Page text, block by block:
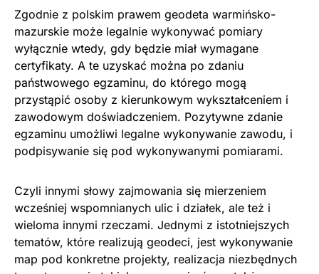
Zgodnie z polskim prawem geodeta warmińsko-
mazurskie może legalnie wykonywać pomiary
wyłącznie wtedy, gdy będzie miał wymagane
certyfikaty. A te uzyskać można po zdaniu
państwowego egzaminu, do którego mogą
przystąpić osoby z kierunkowym wykształceniem i
zawodowym doświadczeniem. Pozytywne zdanie
egzaminu umożliwi legalne wykonywanie zawodu, i
podpisywanie się pod wykonywanymi pomiarami.
Czyli innymi słowy zajmowania się mierzeniem
wcześniej wspomnianych ulic i działek, ale też i
wieloma innymi rzeczami. Jednymi z istotniejszych
tematów, które realizują geodeci, jest wykonywanie
map pod konkretne projekty, realizacja niezbędnych